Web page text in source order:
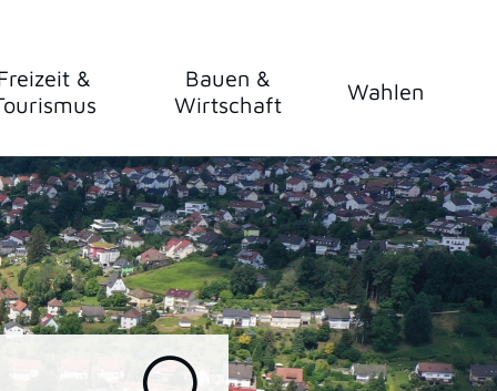
&
Bauen &
Wirtschaft
Wahlen